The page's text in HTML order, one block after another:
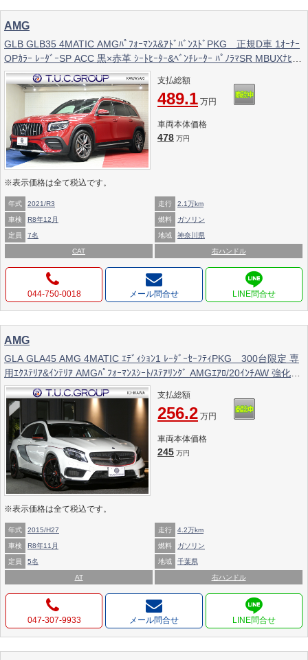
AMG
GLB GLB35 4MATIC AMGﾊﾟﾌｫｰﾏﾝｽ&ｱﾄﾞﾊﾞﾝｽﾄﾞPKG 正規D車 1ｵｰﾅｰ
OPｶﾗｰ ﾚｰﾀﾞｰSP ACC 黒×赤革 ｼｰﾄﾋｰﾀｰ&ﾍﾞﾝﾁﾚｰﾀｰ ﾊﾟﾉﾗﾏSR MBUXﾅﾋﾞ
TV ﾌﾙｾｸﾞ ﾍｯﾄﾞｱｯﾌﾟD 360ｶﾒﾗ AMG19ｲﾝﾁAW 2年保証付
支払総額
489.1 万円
車両本体価格
478 万円
※表示価格は全て税込です。
年式 2021/R3 走行 2.1万km
車検 R8年12月 燃料 ガソリン
定員 7名 地域 神奈川県
CAT 右ハンドル
044-750-0018 メール問合せ
AMG
GLA GLA45 AMG 4MATIC ｴﾃﾞｨｼｮﾝ1 ﾚｰﾀﾞｰｾｰﾌﾃｨPKG 300台限定 専
用ｴｸｽﾃﾘｱ&ｲﾝﾃﾘｱ AMGﾊﾟﾌｫｰﾏﾝｽｼｰﾄ/ｽﾃｱﾘﾝｸﾞ AMGｴｱﾛ/20ｲﾝﾁAW 強化ﾌﾞ
ﾚｰｷ&ｻｽﾍﾟﾝｼｮﾝ HDDﾅﾋﾞ 地ﾃﾞｼﾞ Bｶﾒﾗ BTｵｰﾃﾞｨｵ 前後ﾄﾞﾗﾚｺ 自動ﾘｱｹﾞｰ
ﾄ 2年保証付
支払総額
256.2 万円
車両本体価格
245 万円
※表示価格は全て税込です。
年式 2015/H27 走行 4.2万km
車検 R8年11月 燃料 ガソリン
定員 5名 地域 千葉県
AT 右ハンドル
047-307-9933 メール問合せ